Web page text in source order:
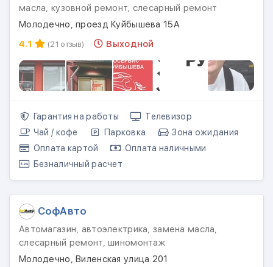
масла, кузовной ремонт, слесарный ремонт
Молодечно, проезд Куйбышева 15А
4.1
(21 отзыв) Выходной
Гарантия на работы
Телевизор
Чай / кофе
Парковка
Зона ожидания
Оплата картой
Оплата наличными
Безналичный расчет
СофАвто
Автомагазин, автоэлектрика, замена масла,
слесарный ремонт, шиномонтаж
Молодечно, Виленская улица 201